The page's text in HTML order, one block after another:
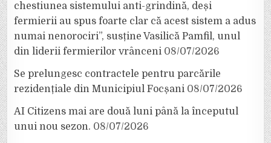
chestiunea sistemului anti-grindină, deși
fermierii au spus foarte clar că acest sistem a adus
numai nenorociri”, susține Vasilică Pamfil, unul
din liderii fermierilor vrânceni 08/07/2026
Se prelungesc contractele pentru parcările
rezidențiale din Municipiul Focșani 08/07/2026
AI Citizens mai are două luni până la începutul
unui nou sezon. 08/07/2026